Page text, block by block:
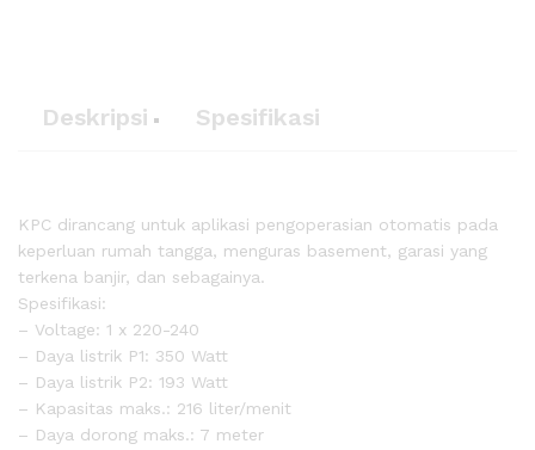
Deskripsi Spesifikasi
KPC dirancang untuk aplikasi pengoperasian otomatis pada
keperluan rumah tangga, menguras basement, garasi yang
terkena banjir, dan sebagainya.
Spesifikasi:
– Voltage: 1 x 220-240
– Daya listrik P1: 350 Watt
– Daya listrik P2: 193 Watt
– Kapasitas maks.: 216 liter/menit
– Daya dorong maks.: 7 meter